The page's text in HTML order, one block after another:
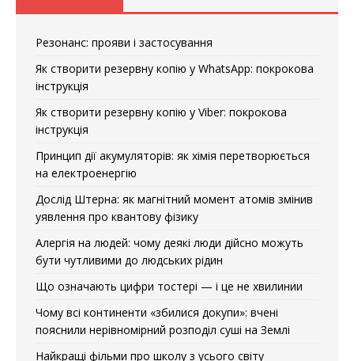
Резонанс: прояви і застосування
Як створити резервну копію у WhatsApp: покрокова
інструкція
Як створити резервну копію у Viber: покрокова
інструкція
Принцип дії акумуляторів: як хімія перетворюється
на електроенергію
Дослід Штерна: як магнітний момент атомів змінив
уявлення про квантову фізику
Алергія на людей: чому деякі люди дійсно можуть
бути чутливими до людських рідин
Що означають цифри тостері — і це не хвилинии
Чому всі континенти «збилися докупи»: вчені
пояснили нерівномірний розподіл суші на Землі
Найкращі фільми про школу з усього світу